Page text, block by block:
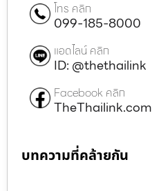
โทร คลิก
099-185-8000
แอดไลน์ คลิก
ID: @thethailink
Facebook คลิก
TheThailink.com
บทความที่คล้ายกัน